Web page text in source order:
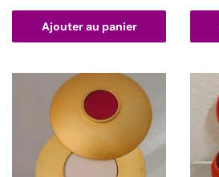
Ajouter au panier